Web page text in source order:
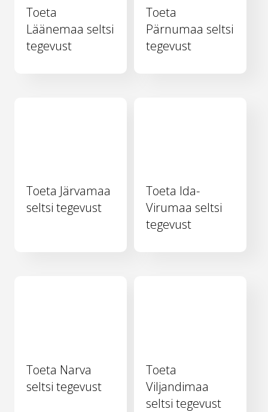
Toeta
Läänemaa seltsi
tegevust
Toeta
Pärnumaa seltsi
tegevust
Toeta Järvamaa
seltsi tegevust
Toeta Ida-
Virumaa seltsi
tegevust
Toeta Narva
seltsi tegevust
Toeta
Viljandimaa
seltsi tegevust